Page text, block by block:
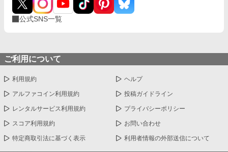
公式SNS一覧
ご利用について
利用規約 ヘルプ
アルファコイン利用規約 投稿ガイドライン
レンタルサービス利用規約 プライバシーポリシー
スコア利用規約 お問い合わせ
特定商取引法に基づく表示 利用者情報の外部送信について